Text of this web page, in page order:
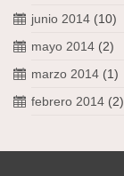
junio 2014 (10)
mayo 2014 (2)
marzo 2014 (1)
febrero 2014 (2)